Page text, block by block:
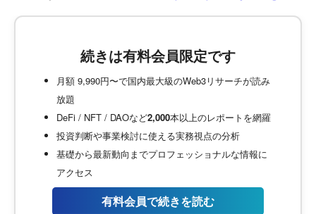
続きは有料会員限定です
月額 9,990円〜で国内最大級のWeb3リサーチが読み
放題
DeFi / NFT / DAOなど2,000本以上のレポートを網羅
投資判断や事業検討に使える実務視点の分析
基礎から最新動向までプロフェッショナルな情報に
アクセス
有料会員で続きを読む